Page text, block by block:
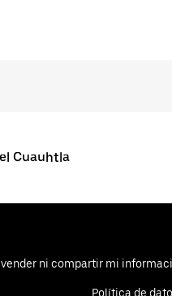
Cuauhtla
vender ni compartir mi
Política de